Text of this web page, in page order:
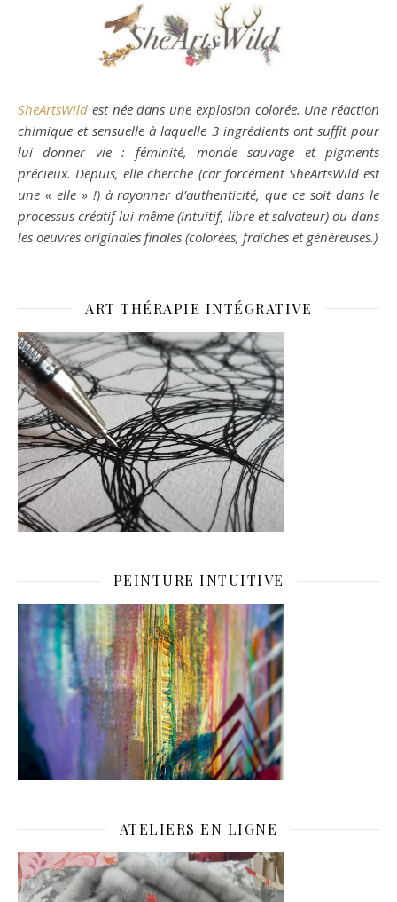
SheArtsWild est née dans une explosion colorée. Une réaction
chimique et sensuelle à laquelle 3 ingrédients ont suffit pour
lui donner vie : féminité, monde sauvage et pigments
précieux. Depuis, elle cherche (car forcément SheArtsWild est
une « elle » !) à rayonner d’authenticité, que ce soit dans le
processus créatif lui-même (intuitif, libre et salvateur) ou dans
les oeuvres originales finales (colorées, fraîches et généreuses.)
ART THÉRAPIE INTÉGRATIVE
PEINTURE INTUITIVE
ATELIERS EN LIGNE